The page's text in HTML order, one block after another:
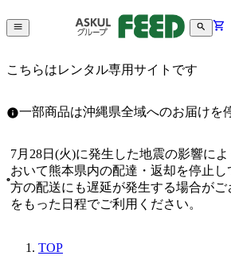
こちらはレンタル専用サイトです
一部商品は沖縄県全域へのお届けを
7月28日(火)に発生した地震の影響に
おいて熊本県内の配達・返却を停止
方の配送にも遅延が発生する場合が
をもった日程でご利用ください。
TOP